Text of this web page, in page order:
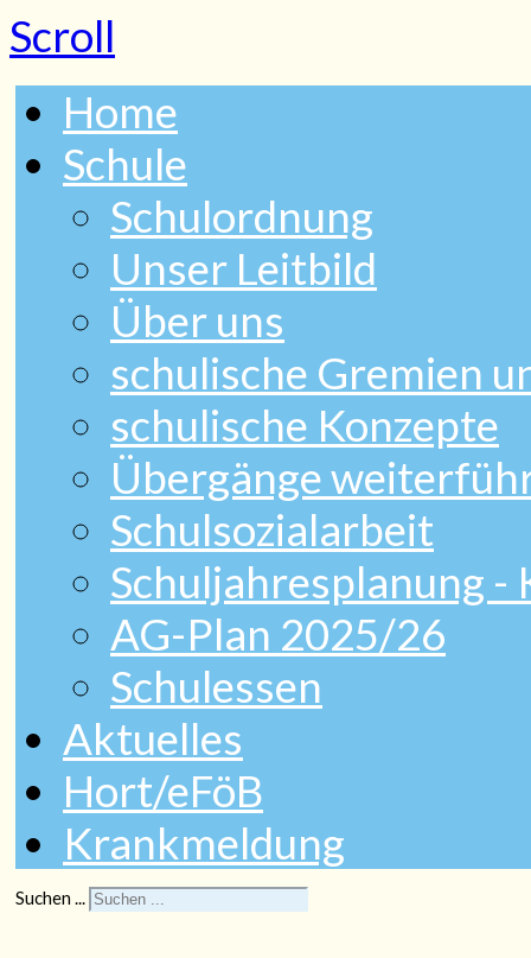
Scroll
Home
Schule
Schulordnung
Unser Leitbild
Über uns
schulische Gremien
schulische Konzepte
Übergänge
Schulsozialarbeit
Schuljahresplanung
AG-Plan 2025/26
Schulessen
Aktuelles
Hort/eFöB
Krankmeldung
Suchen ...